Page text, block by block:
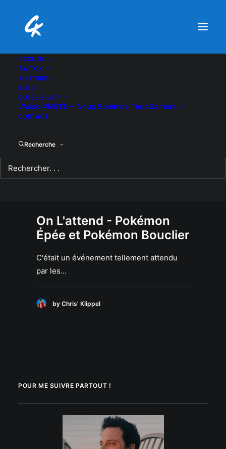
ACCUEIL
TWITCH
YOUTUBE
BLOG
QUI SUIS-JE ?
L’Asso #NSTG – Nous Sommes TousGamers
CONTACT
Recherche
On L'attend - Pokémon
Épée et Pokémon Bouclier
C'était un événement tellement attendu
par les…
by Chris' Klippel
POUR ME SUIVRE PARTOUT !